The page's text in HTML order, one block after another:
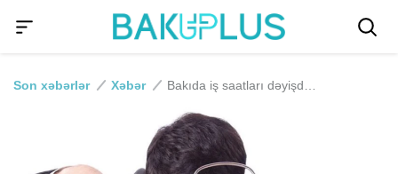
Son xəbərlər Xəbər